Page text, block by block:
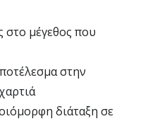
στο μέγεθος που
στην
διάταξη σε